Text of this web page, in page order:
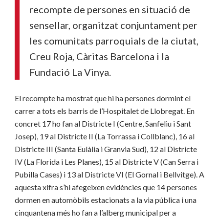
recompte de persones en situació de
sensellar, organitzat conjuntament per
les comunitats parroquials de la ciutat,
Creu Roja, Càritas Barcelona i la
Fundació La Vinya.
El recompte ha mostrat que hi ha persones dormint el
carrer a tots els barris de l’Hospitalet de Llobregat. En
concret 17 ho fan al Districte I (Centre, Sanfeliu i Sant
Josep), 19 al Districte II (La Torrassa i Collblanc), 16 al
Districte III (Santa Eulàlia i Granvia Sud), 12 al Districte
IV (La Florida i Les Planes), 15 al Districte V (Can Serra i
Pubilla Cases) i 13 al Districte VI (El Gornal i Bellvitge). A
aquesta xifra s’hi afegeixen evidències que 14 persones
dormen en automòbils estacionats a la via pública i una
cinquantena més ho fan a l’alberg municipal per a